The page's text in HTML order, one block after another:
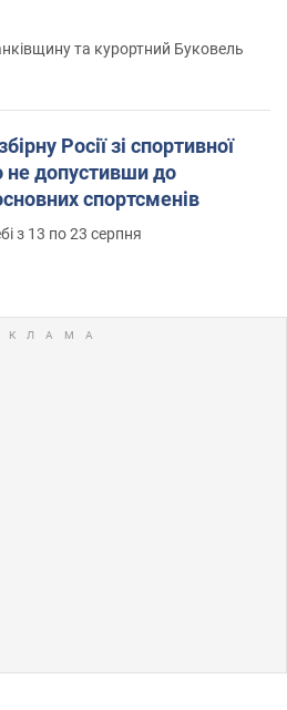
та курортний Буковель
Росії зі спортивної
не допустивши до
спортсменів
з 13 по 23 серпня